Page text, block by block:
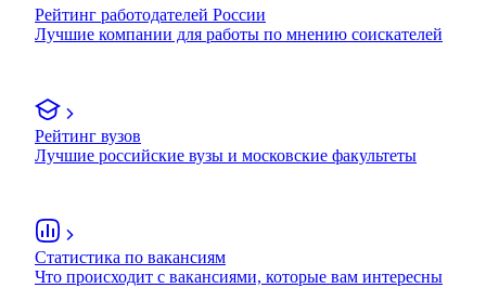
Рейтинг работодателей России
Лучшие компании для работы по мнению соискателей
Рейтинг вузов
Лучшие российские вузы и московские факультеты
Статистика по вакансиям
Что происходит с вакансиями, которые вам интересны